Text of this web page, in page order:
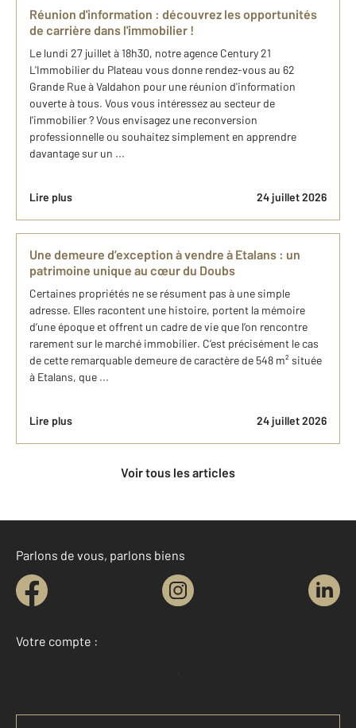
Réunion d'information : découvrez les opportunités
de carrière dans l'immobilier !
Le lundi 27 juillet à 18h30, notre agence Century 21
L'Immobilier du Plateau vous donne rendez-vous au 62
Grande Rue à Valdahon pour une réunion d'information
ouverte à tous. Vous vous intéressez au secteur de
l'immobilier ? Vous envisagez une reconversion
professionnelle ou souhaitez simplement en apprendre
davantage sur un ...
Lire plus 24 juillet 2026
Une demeure d’exception à vendre à Etalans : un
patrimoine unique au cœur du Doubs
Certaines propriétés ne se résument pas à une simple
adresse. Elles racontent une histoire, portent la mémoire
d’une époque et offrent un cadre de vie que l’on rencontre
rarement sur le marché immobilier. C’est précisément le cas
de cette remarquable demeure de caractère de 548 m² située
à Etalans, que ...
Lire plus 24 juillet 2026
Voir tous les articles
Parlons de vous, parlons biens
Votre compte :
Accéder à mon compte